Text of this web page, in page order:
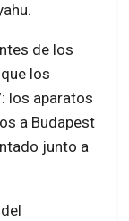
de los
los
los aparatos
a Budapest
junto a